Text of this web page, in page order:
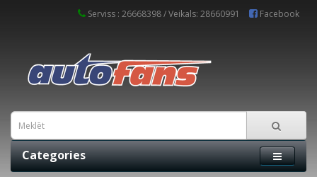
Serviss : 26668398 / Veikals: 28660991 Facebook
Categories